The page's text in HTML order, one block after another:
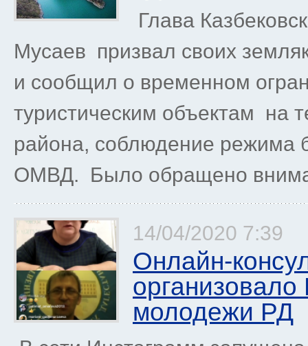
Глава
Мусаев призвал своих
и сообщил о временном
туристическим объектам на
района, соблюдение режима
ОМВД. Было обращено
14/04/2020 7:39
Онлайн-
молодежи РД